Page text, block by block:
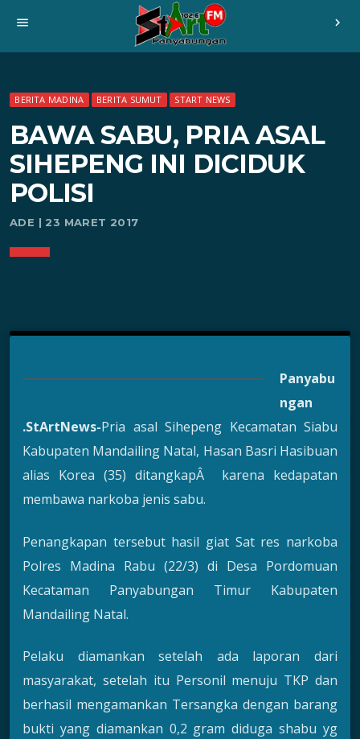
menu chevron_right
BERITA MADINA BERITA SUMUT START NEWS
BAWA SABU, PRIA ASAL
SIHEPENG INI DICIDUK
POLISI
ADE | 23 MARET 2017
Panyabu
ngan
.StArtNews-Pria asal Sihepeng Kecamatan Siabu
Kabupaten Mandailing Natal, Hasan Basri Hasibuan
alias Korea (35) ditangkapÂ karena kedapatan
membawa narkoba jenis sabu.
Penangkapan tersebut hasil giat Sat res narkoba
Polres Madina Rabu (22/3) di Desa Pordomuan
Kecataman Panyabungan Timur Kabupaten
Mandailing Natal.
Pelaku diamankan setelah ada laporan dari
masyarakat, setelah itu Personil menuju TKP dan
berhasil mengamankan Tersangka dengan barang
bukti yang diamankan 0,2 gram diduga shabu yg